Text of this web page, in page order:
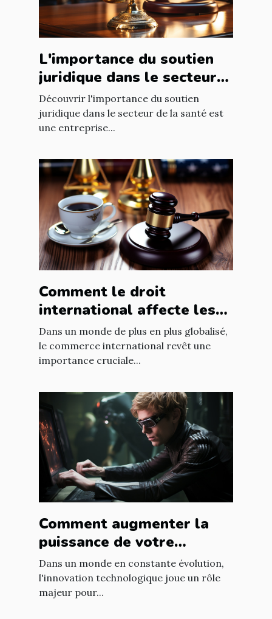
L'importance du soutien
juridique dans le secteur
de la santé
Découvrir l'importance du soutien
juridique dans le secteur de la santé est
une entreprise...
Comment le droit
international affecte les
accords commerciaux
Dans un monde de plus en plus globalisé,
le commerce international revêt une
importance cruciale...
Comment augmenter la
puissance de votre
entreprise grâce aux
nouvelles technologies
Dans un monde en constante évolution,
l'innovation technologique joue un rôle
majeur pour...